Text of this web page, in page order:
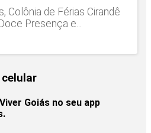
Colônia de Férias Cirandê
Presença e...
celular
Goiás no seu app